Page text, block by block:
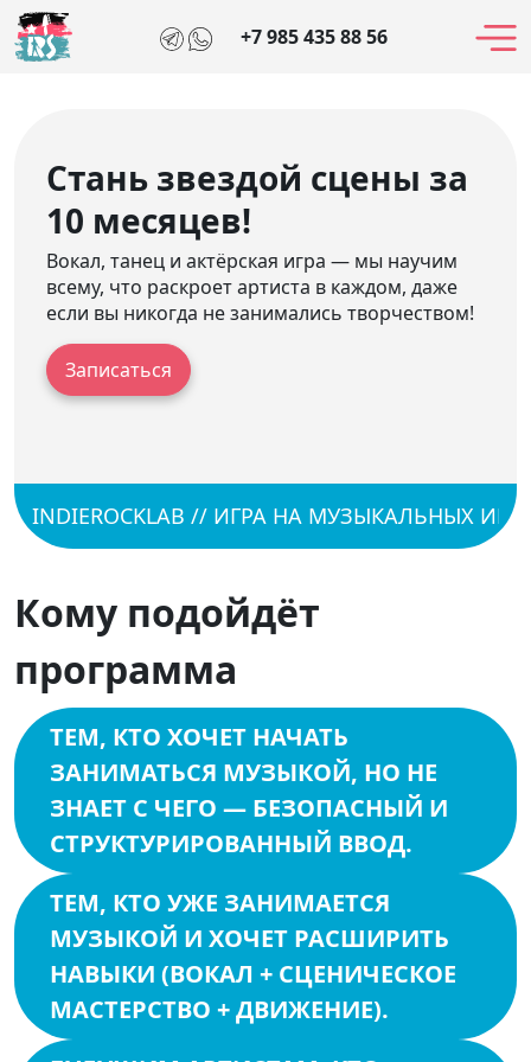
+7 985 435 88 56
Стань звездой сцены за
10 месяцев!
Вокал, танец и актёрская игра — мы научим
всему, что раскроет артиста в каждом, даже
если вы никогда не занимались творчеством!
Записаться
INDIEROCKLAB // ИГРА НА МУЗЫКАЛЬНЫХ
Кому подойдёт
программа
ТЕМ, КТО ХОЧЕТ НАЧАТЬ
ЗАНИМАТЬСЯ МУЗЫКОЙ, НО НЕ
ЗНАЕТ С ЧЕГО — БЕЗОПАСНЫЙ И
СТРУКТУРИРОВАННЫЙ ВВОД.
ТЕМ, КТО УЖЕ ЗАНИМАЕТСЯ
МУЗЫКОЙ И ХОЧЕТ РАСШИРИТЬ
НАВЫКИ (ВОКАЛ + СЦЕНИЧЕСКОЕ
МАСТЕРСТВО + ДВИЖЕНИЕ).